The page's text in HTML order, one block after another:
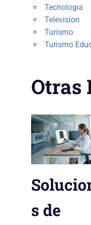
Tecnologia
Television
Turismo
Turismo
Otras
s de